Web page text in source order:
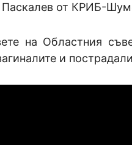
от КРИБ-
на Областния
и